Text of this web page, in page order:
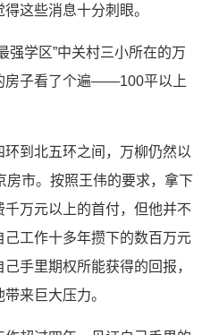
这些消息十分刺眼。
强学区”中关村三小所在的万
房子看了个遍——100平以上
到北五环之间，万柳仍然以
房市。按照王伟的要求，拿下
万元以上的首付，但他并不
工作十多年攒下的数百万元
手里期权所能获得的回报，
来巨大压力。